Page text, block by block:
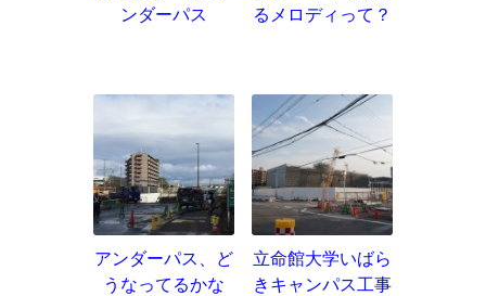
ンダーパス
るメロディって？
アンダーパス、ど
うなってるかな
立命館大学いばら
きキャンパス工事